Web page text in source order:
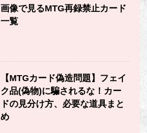
画像で見るMTG再録禁止カード
一覧
【MTGカード偽造問題】フェイ
ク品(偽物)に騙されるな！カー
ドの見分け方、必要な道具まと
め